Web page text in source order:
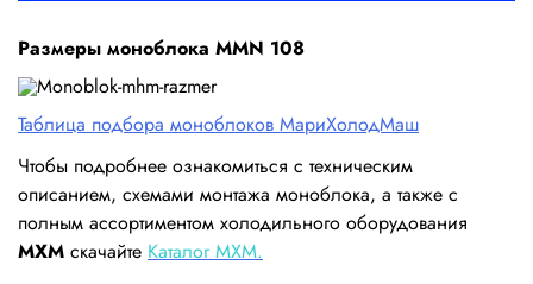
Размеры моноблока MMN 108
Таблица подбора моноблоков МариХолодМаш
Чтобы подробнее ознакомиться с техническим
описанием, схемами монтажа моноблока, а также с
полным ассортиментом холодильного оборудования
МХМ скачайте Каталог МХМ.